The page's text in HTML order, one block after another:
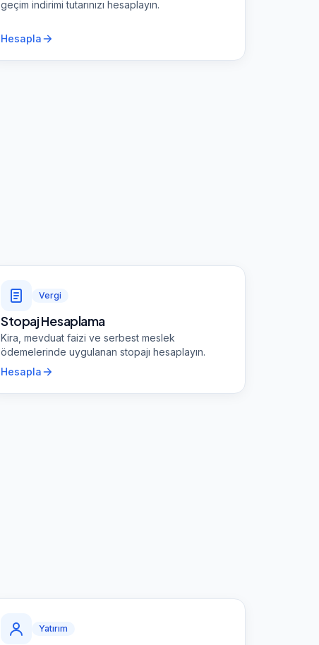
geçim indirimi tutarınızı hesaplayın.
Hesapla
Vergi
Stopaj Hesaplama
Kira, mevduat faizi ve serbest meslek
ödemelerinde uygulanan stopajı hesaplayın.
Hesapla
Yatırım